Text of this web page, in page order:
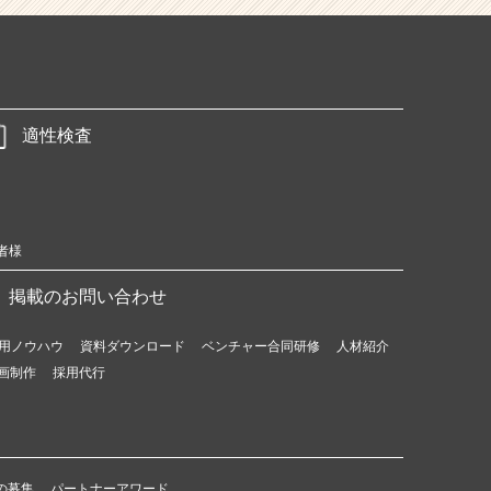
適性検査
様
掲載のお問い合わせ
ノウハウ 資料ダウンロード ベンチャー合同研修
人材紹介
制作
採用代行